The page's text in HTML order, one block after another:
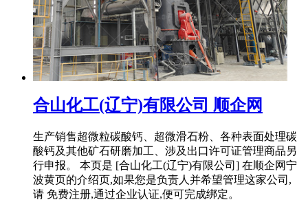
合山化工(辽宁)有限公司 顺企网
生产销售超微粒碳酸钙、超微滑石粉、各种表面处理碳
酸钙及其他矿石研磨加工、涉及出口许可证管理商品另
行申报。 本页是 [合山化工(辽宁)有限公司] 在顺企网宁
波黄页的介绍页,如果您是负责人并希望管理这家公司,
请 免费注册,通过企业认证,便可完成绑定。